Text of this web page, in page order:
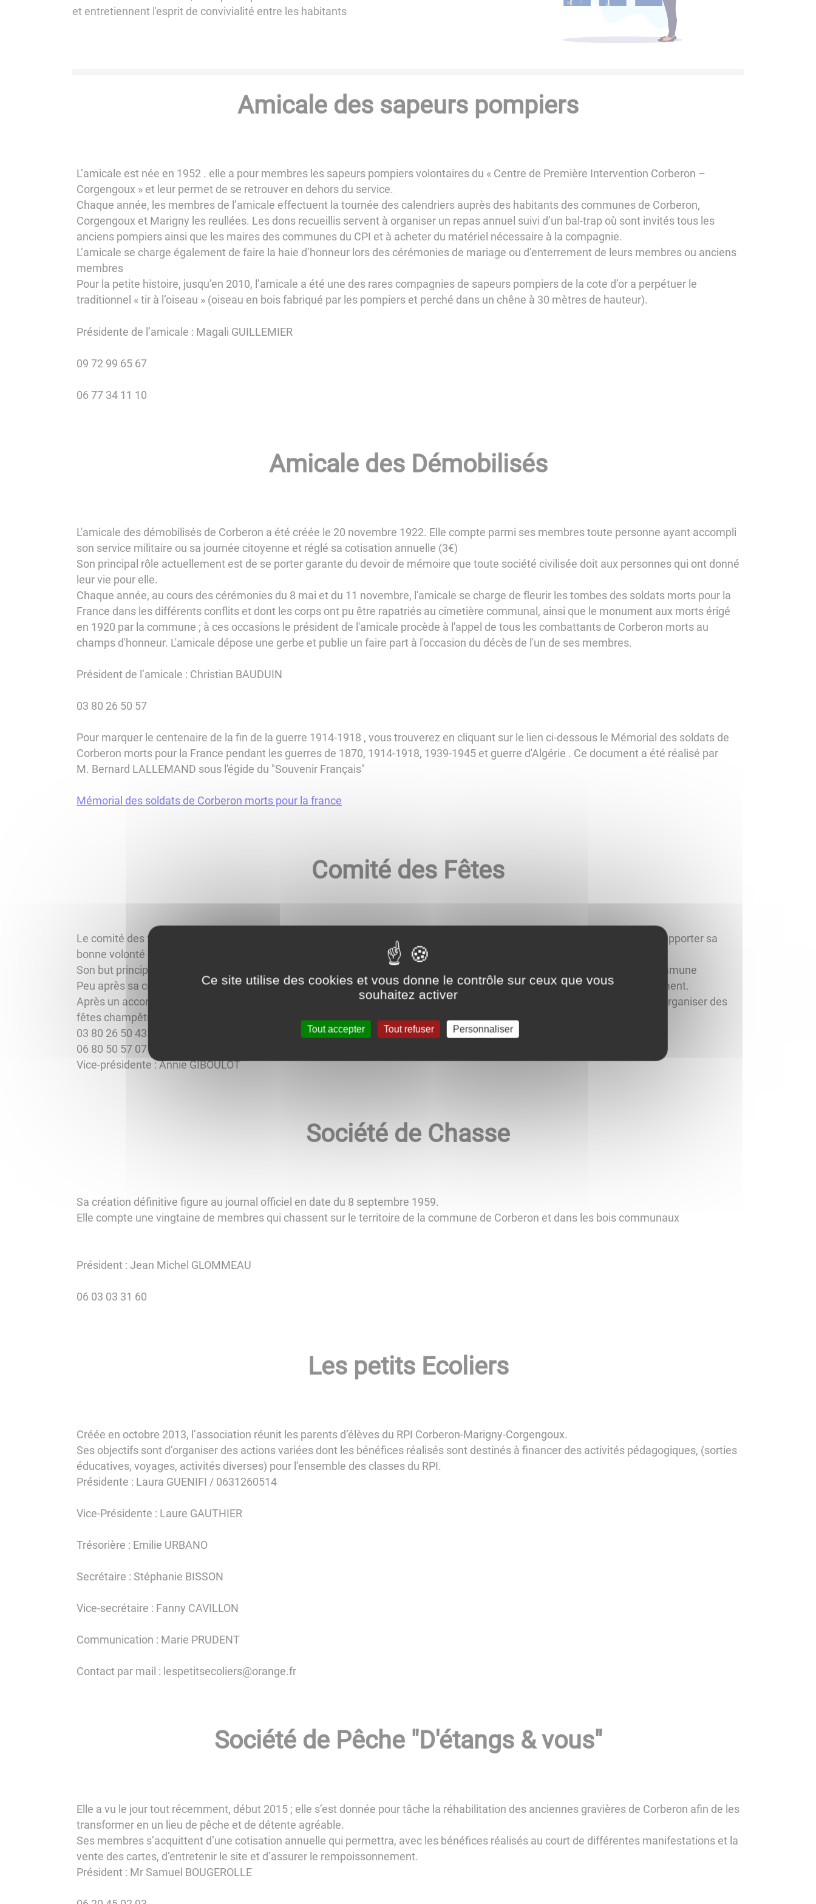
et entretiennent l'esprit de convivialité entre les habitants
Amicale des sapeurs pompiers
L’amicale est née en 1952 . elle a pour membres les sapeurs pompiers volontaires du « Centre de Première Intervention Corberon –
Corgengoux » et leur permet de se retrouver en dehors du service.
Chaque année, les membres de l’amicale effectuent la tournée des calendriers auprès des habitants des communes de Corberon,
Corgengoux et Marigny les reullées. Les dons recueillis servent à organiser un repas annuel suivi d’un bal-trap où sont invités tous les
anciens pompiers ainsi que les maires des communes du CPI et à acheter du matériel nécessaire à la compagnie.
L’amicale se charge également de faire la haie d’honneur lors des cérémonies de mariage ou d’enterrement de leurs membres ou anciens
membres
Pour la petite histoire, jusqu’en 2010, l’amicale a été une des rares compagnies de sapeurs pompiers de la cote d’or a perpétuer le
traditionnel « tir à l’oiseau » (oiseau en bois fabriqué par les pompiers et perché dans un chêne à 30 mètres de hauteur).
Présidente de l’amicale : Magali GUILLEMIER
09 72 99 65 67
06 77 34 11 10
Amicale des Démobilisés
L'amicale des démobilisés de Corberon a été créée le 20 novembre 1922. Elle compte parmi ses membres toute personne ayant accompli
son service militaire ou sa journée citoyenne et réglé sa cotisation annuelle (3€)
Son principal rôle actuellement est de se porter garante du devoir de mémoire que toute société civilisée doit aux personnes qui ont donné
leur vie pour elle.
Chaque année, au cours des cérémonies du 8 mai et du 11 novembre, l'amicale se charge de fleurir les tombes des soldats morts pour la
France dans les différents conflits et dont les corps ont pu être rapatriés au cimetière communal, ainsi que le monument aux morts érigé
en 1920 par la commune ; à ces occasions le président de l'amicale procède à l'appel de tous les combattants de Corberon morts au
champs d'honneur. L'amicale dépose une gerbe et publie un faire part à l'occasion du décès de l'un de ses membres.
Président de l’amicale : Christian BAUDUIN
03 80 26 50 57
Pour marquer le centenaire de la fin de la guerre 1914-1918 , vous trouverez en cliquant sur le lien ci-dessous le Mémorial des soldats de
Corberon morts pour la France pendant les guerres de 1870, 1914-1918, 1939-1945 et guerre d'Algérie . Ce document a été réalisé par
M. Bernard LALLEMAND sous l'égide du "Souvenir Français"
Mémorial des soldats de Corberon morts pour la france
Comité des Fêtes
Le comité des fêtes de Corberon a vu le jour en 1983 ; pour être membre actif aucune cotisation n’est demandée, il suffit d’apporter sa
bonne volonté et son envie de participer à l’animation de la commune.
Son but principal est de proposer des activités permettant de favoriser les rencontres entre les habitants et d’animer la commune
Peu après sa création, il a participé très activement à la restauration de la salle des fêtes et au financement de son équipement.
Après un accord passé avec la municipalité, le lavoir, sauvé de la ruine par le comité, est utilisé pour stoker son matériel et organiser des
fêtes champêtres en contre partie de son entretienPrésidente: Brigitte BRYSSERINCKX
03 80 26 50 43
06 80 50 57 07
Vice-présidente : Annie GIBOULOT
Société de Chasse
Sa création définitive figure au journal officiel en date du 8 septembre 1959.
Elle compte une vingtaine de membres qui chassent sur le territoire de la commune de Corberon et dans les bois communaux
Président : Jean Michel GLOMMEAU
06 03 03 31 60
Les petits Ecoliers
Créée en octobre 2013, l’association réunit les parents d’élèves du RPI Corberon-Marigny-Corgengoux.
Ses objectifs sont d’organiser des actions variées dont les bénéfices réalisés sont destinés à financer des activités pédagogiques, (sorties
éducatives, voyages, activités diverses) pour l’ensemble des classes du RPI.
Présidente : Laura GUENIFI / 0631260514
Vice-Présidente : Laure GAUTHIER
Trésorière : Emilie URBANO
Secrétaire : Stéphanie BISSON
Vice-secrétaire : Fanny CAVILLON
Communication : Marie PRUDENT
Contact par mail : lespetitsecoliers@orange.fr
Société de Pêche "D'étangs & vous"
Elle a vu le jour tout récemment, début 2015 ; elle s’est donnée pour tâche la réhabilitation des anciennes gravières de Corberon afin de les
transformer en un lieu de pêche et de détente agréable.
Ses membres s’acquittent d’une cotisation annuelle qui permettra, avec les bénéfices réalisés au court de différentes manifestations et la
vente des cartes, d’entretenir le site et d’assurer le rempoissonnement.
Président : Mr Samuel BOUGEROLLE
Ce site utilise des cookies et vous donne le contrôle sur ceux que vous
souhaitez activer
Tout accepter Tout refuser Personnaliser